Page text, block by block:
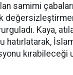
samimi
Kaya,
hatırlatarak,
kırabileceği